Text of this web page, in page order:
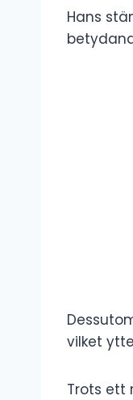
Hans
vilket
Trots ett